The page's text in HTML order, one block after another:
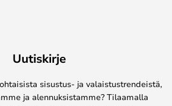
Uutiskirje
sisustus- ja valaistustrendeistä,
ja alennuksistamme? Tilaamalla